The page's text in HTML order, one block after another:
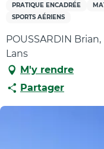
PRATIQUE ENCADRÉE
SPORTS AÉRIENS
POUSSARDIN
Lans
M'y rendre
Partager